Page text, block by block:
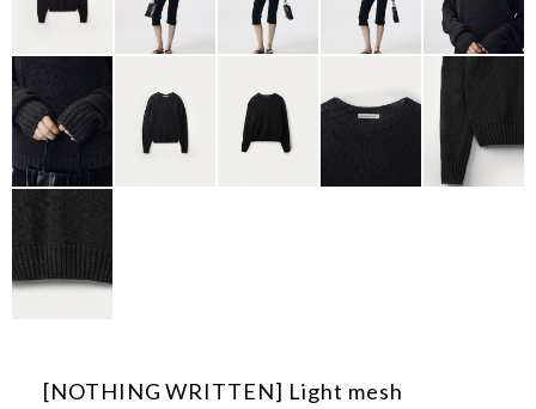
[NOTHING WRITTEN] Light mesh